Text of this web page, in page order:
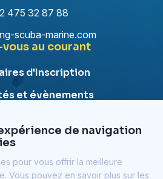
475 32 87 88
scuba-marine.com
vous au courant
d'Inscription
et évènements
contact avec nous !
Notre newsletter
de navigation
pour vous offrir la meilleure
Vous pouvez en savoir plus sur les